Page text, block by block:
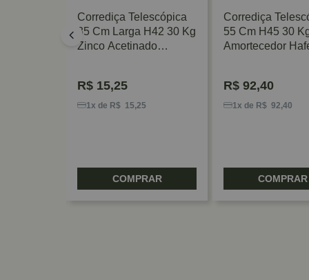
Corrediça Telescópica
35 Cm Larga H42 30 Kg
Zinco Acetinado
R$ 15,25
1x de R$ 15,25
COMPRAR
Corrediça
55 Cm H45 30
Amortecedor
R$92,40
1x de R$ 92,40
COMPRAR